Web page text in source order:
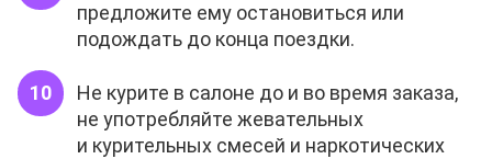
предложите ему остановиться или
подождать до конца поездки.
Не курите в салоне до и во время заказа,
не употребляйте жевательных
и курительных смесей и наркотических